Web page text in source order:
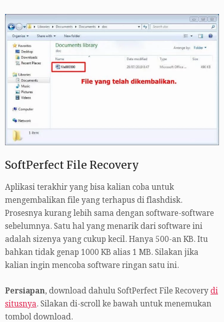
SoftPerfect File Recovery
Aplikasi terakhir yang bisa kalian coba untuk
mengembalikan file yang terhapus di flashdisk.
Prosesnya kurang lebih sama dengan software-software
sebelumnya. Satu hal yang menarik dari software ini
adalah sizenya yang cukup kecil. Hanya 500-an KB. Itu
bahkan tidak genap 1000 KB alias 1 MB. Silakan jika
kalian ingin mencoba software ringan satu ini.
Persiapan, download dahulu SoftPerfect File Recovery di
situsnya. Silakan di-scroll ke bawah untuk menemukan
tombol download.